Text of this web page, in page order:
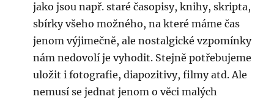
jako jsou např. staré časopisy, knihy, skripta,
sbírky všeho možného, na které máme čas
jenom výjimečně, ale nostalgické vzpomínky
nám nedovolí je vyhodit. Stejně potřebujeme
uložit i fotografie, diapozitivy, filmy atd. Ale
nemusí se jednat jenom o věci malých